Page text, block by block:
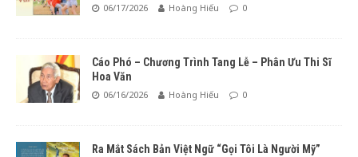
06/17/2026 Hoàng Hiếu 0
Cáo Phó – Chương Trình Tang Lễ – Phân Ưu Thi Sĩ
Hoa Văn
06/16/2026 Hoàng Hiếu 0
Ra Mắt Sách Bản Việt Ngữ “Gọi Tôi Là Người Mỹ”